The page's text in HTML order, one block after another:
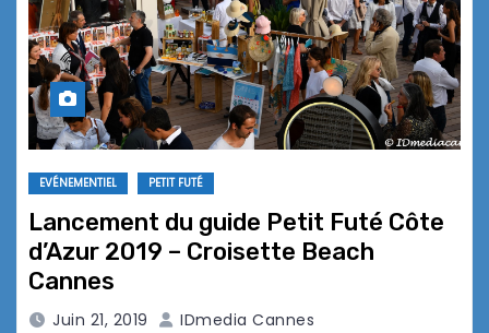
EVÉNEMENTIEL PETIT FUTÉ
Lancement du guide Petit Futé Côte
d’Azur 2019 – Croisette Beach
Cannes
Juin 21, 2019 IDmedia Cannes